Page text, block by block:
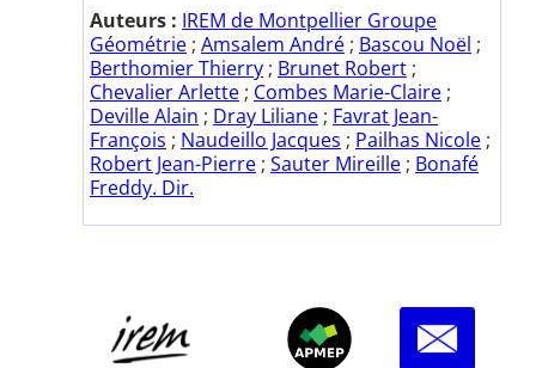
Auteurs : IREM de Montpellier Groupe
Géométrie ; Amsalem André ; Bascou Noël ;
Berthomier Thierry ; Brunet Robert ;
Chevalier Arlette ; Combes Marie-Claire ;
Deville Alain ; Dray Liliane ; Favrat Jean-
François ; Naudeillo Jacques ; Pailhas Nicole ;
Robert Jean-Pierre ; Sauter Mireille ; Bonafé
Freddy. Dir.